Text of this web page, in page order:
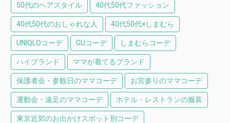
50代のヘアスタイル 40代50代ファッション
40代50代のおしゃれな人 40代50代×しまむら
UNIQLOコーデ GUコーデ しまむらコーデ
ハイブランド ママが着てるブランド
保護者会・参観日のママコーデ お宮参りのママコーデ
運動会・遠足のママコーデ ホテル・レストランの服装
東京近郊のお出かけスポット別コーデ